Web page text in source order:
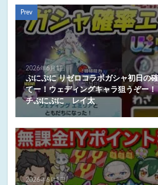
Prev
2026年6月1日
ぷにぷに リゼロコラボガシャ初日の
てー！ウェディングキャラ狙うぞー
チぷにぷに レイ太
2026年6月1日